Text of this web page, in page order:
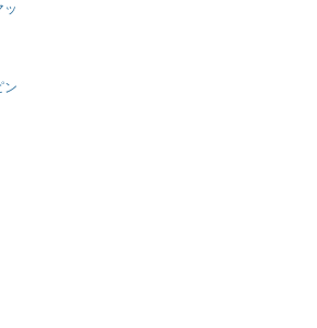
ッ
ン